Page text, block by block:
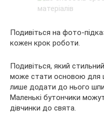
Подивіться на фото-
кожен крок роботи.
Подивіться, який
може стати основою для
лише додати до нього
Маленькі бутончики
дівчинки до свята.